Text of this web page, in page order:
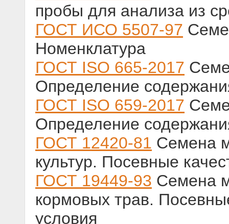
пробы для анализа из
ГОСТ ИСО 5507-97
Номенклатура
ГОСТ ISO 665-2017
Определение
ГОСТ ISO 659-2017
Определение
ГОСТ 12420-81 Семена
культур. Посевные
ГОСТ 19449-93 Семена
кормовых трав.
условия